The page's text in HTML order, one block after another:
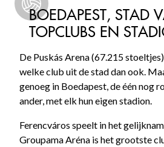
BOEDAPEST, STAD
TOPCLUBS EN
De Puskás Arena (67.215
welke club uit de stad dan ook.
genoeg in Boedapest, de één nog
ander, met elk hun eigen stadion.
Ferencváros speelt in het
Groupama Aréna is het grootste